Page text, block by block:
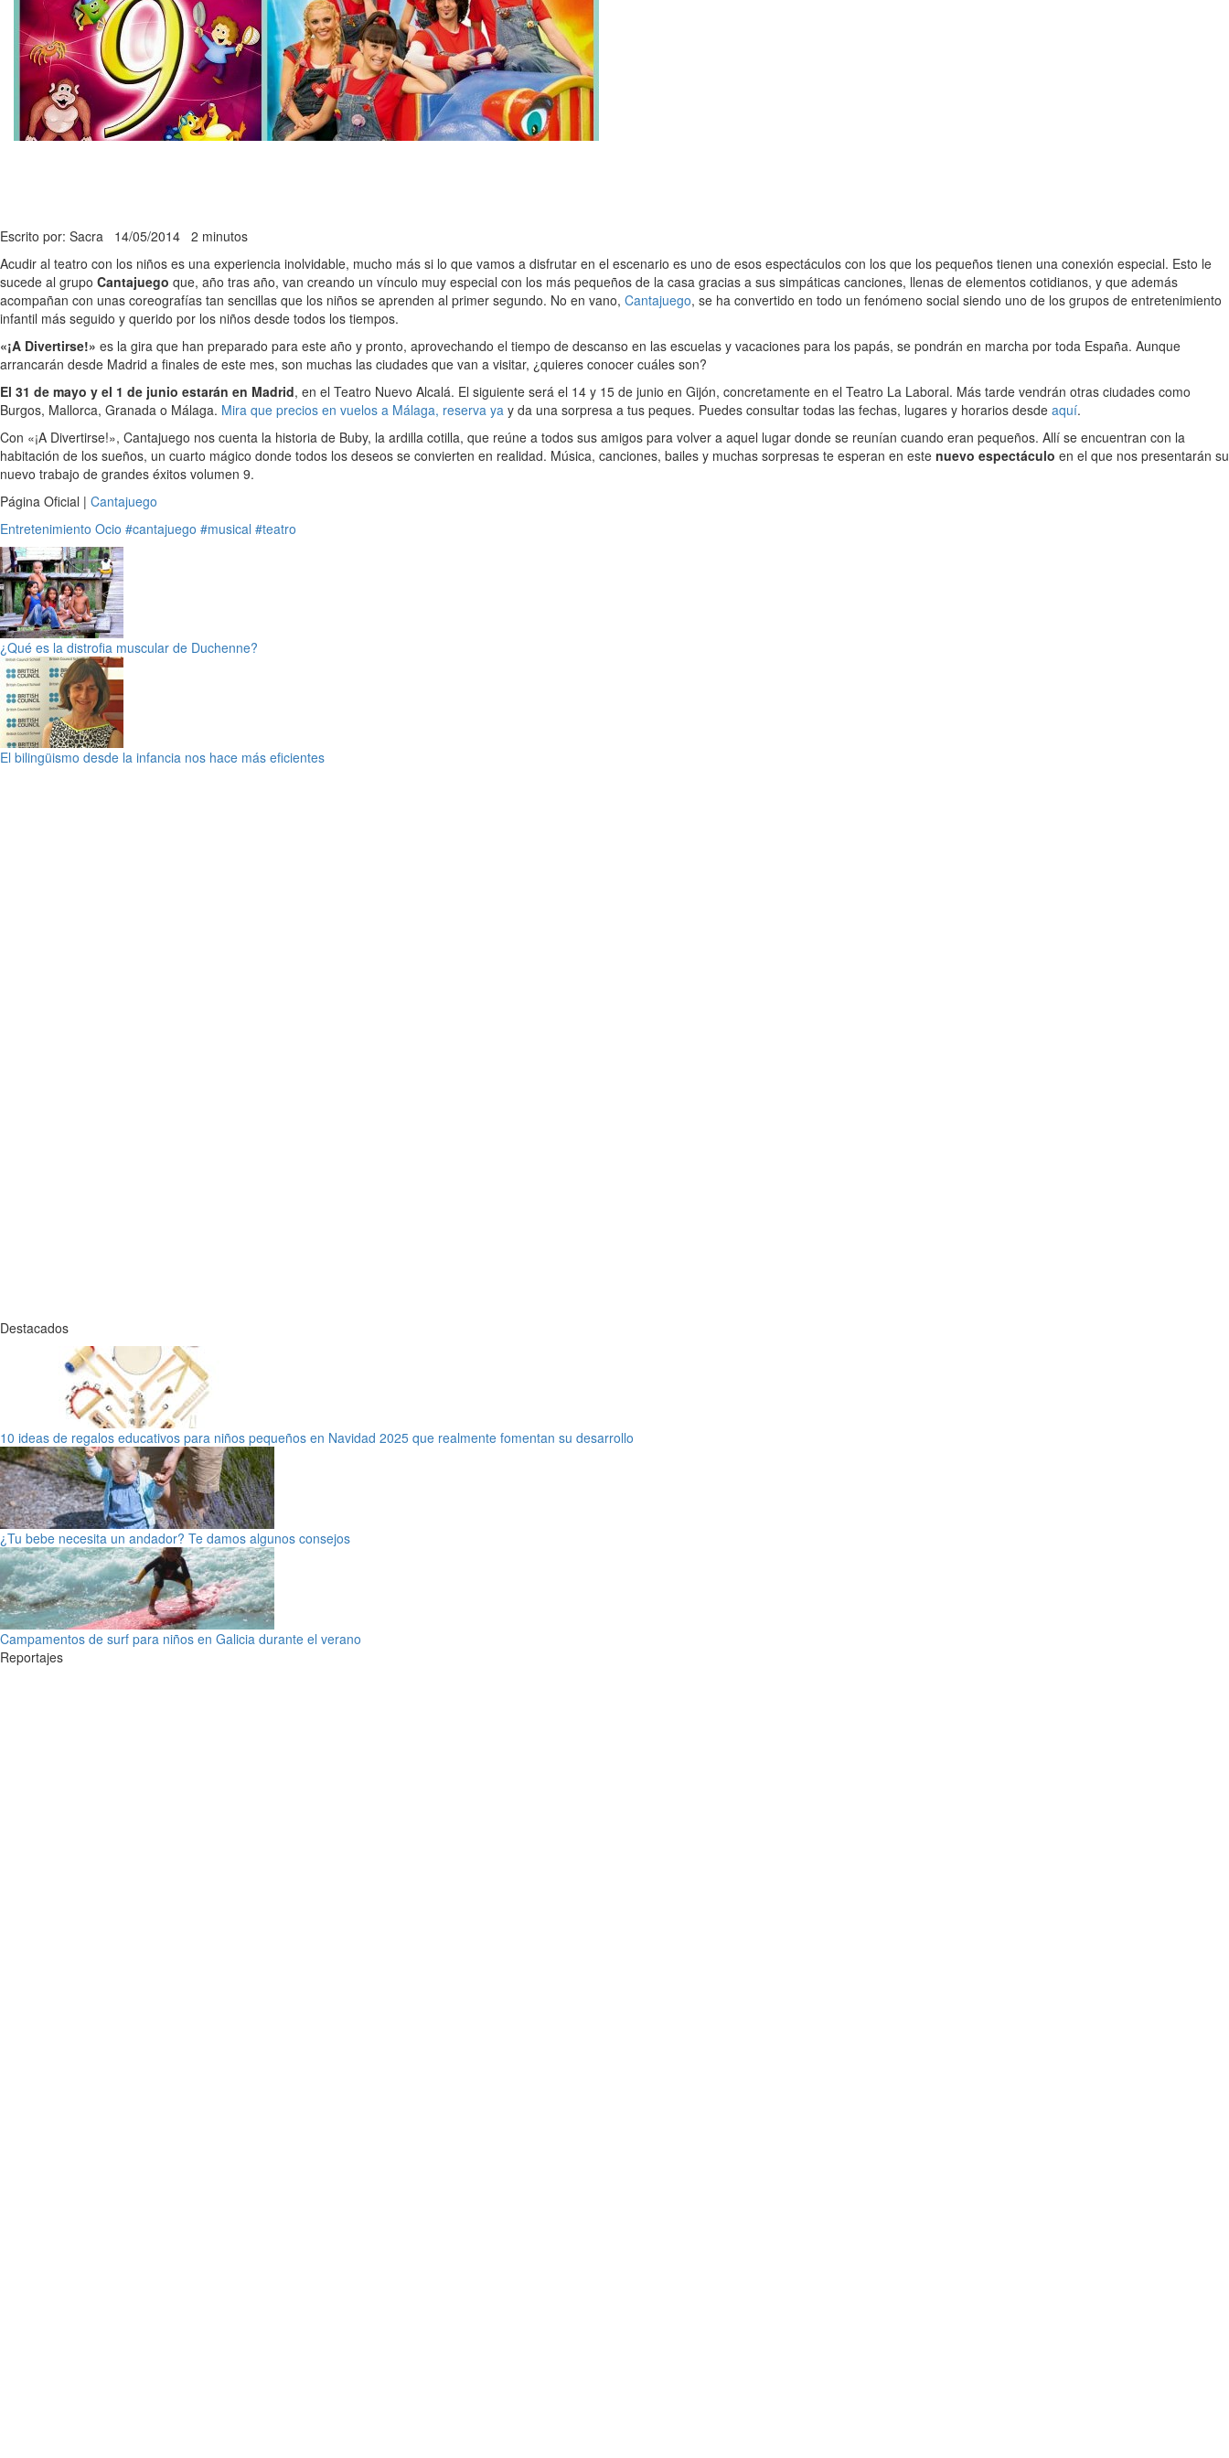
Escrito por: Sacra 14/05/2014 2 minutos
Acudir al teatro con los niños es una experiencia inolvidable, mucho más si lo que vamos a disfrutar en el escenario es uno de esos espectáculos con los que los pequeños tienen una conexión especial. Esto le
sucede al grupo Cantajuego que, año tras año, van creando un vínculo muy especial con los más pequeños de la casa gracias a sus simpáticas canciones, llenas de elementos cotidianos, y que además
acompañan con unas coreografías tan sencillas que los niños se aprenden al primer segundo. No en vano, Cantajuego, se ha convertido en todo un fenómeno social siendo uno de los grupos de entretenimiento
infantil más seguido y querido por los niños desde todos los tiempos.
«¡A Divertirse!» es la gira que han preparado para este año y pronto, aprovechando el tiempo de descanso en las escuelas y vacaciones para los papás, se pondrán en marcha por toda España. Aunque
arrancarán desde Madrid a finales de este mes, son muchas las ciudades que van a visitar, ¿quieres conocer cuáles son?
El 31 de mayo y el 1 de junio estarán en Madrid, en el Teatro Nuevo Alcalá. El siguiente será el 14 y 15 de junio en Gijón, concretamente en el Teatro La Laboral. Más tarde vendrán otras ciudades como
Burgos, Mallorca, Granada o Málaga. Mira que precios en vuelos a Málaga, reserva ya y da una sorpresa a tus peques. Puedes consultar todas las fechas, lugares y horarios desde aquí.
Con «¡A Divertirse!», Cantajuego nos cuenta la historia de Buby, la ardilla cotilla, que reúne a todos sus amigos para volver a aquel lugar donde se reunían cuando eran pequeños. Allí se encuentran con la
habitación de los sueños, un cuarto mágico donde todos los deseos se convierten en realidad. Música, canciones, bailes y muchas sorpresas te esperan en este nuevo espectáculo en el que nos presentarán su
nuevo trabajo de grandes éxitos volumen 9.
Página Oficial | Cantajuego
Entretenimiento Ocio #cantajuego #musical #teatro
¿Qué es la distrofia muscular de Duchenne?
El bilingüismo desde la infancia nos hace más eficientes
Destacados
10 ideas de regalos educativos para niños pequeños en Navidad 2025 que realmente fomentan su desarrollo
¿Tu bebe necesita un andador? Te damos algunos consejos
Campamentos de surf para niños en Galicia durante el verano
Reportajes